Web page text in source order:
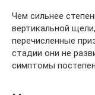
Чем сильнее
вертикальной
перечисленные
стадии они не
симптомы